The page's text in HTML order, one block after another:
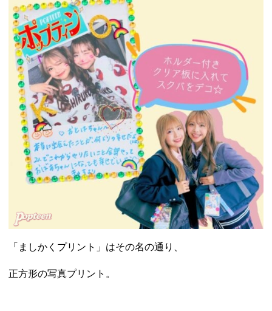
「ましかくプリント」はその名の通り、
正方形の写真プリント。